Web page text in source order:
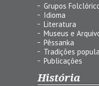
Grupos
Idioma
Literatura
Museus e
Pêssanka
Tradições
Publicações
História